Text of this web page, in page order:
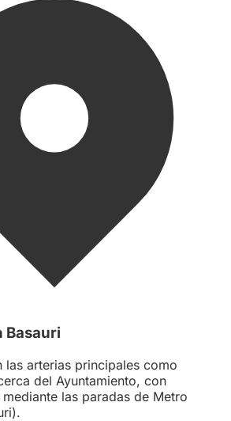
Basauri
las arterias principales como
del Ayuntamiento, con
las paradas de Metro